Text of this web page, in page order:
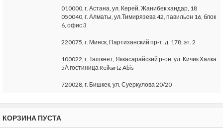
010000, г. Астана, ул. Керей, Жанибек хандар, 18
050040, г. Алматы, ул.Тимирязева 42, павильон 16, блок
6, офис 3
220075, г. Минск, Партизанский пр-т, д. 178, эт. 2
100022, г. Ташкент, Яккасарайский р-он, ул. Кичик Халка
5А гостиница Reikartz Abis
720028, г. Бишкек, ул. Суеркулова 20/20
КОРЗИНА ПУСТА